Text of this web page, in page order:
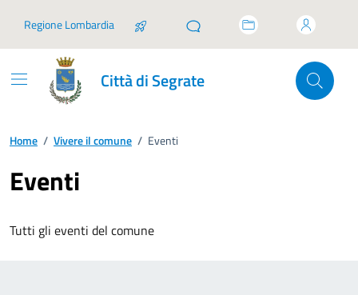
Regione Lombardia
Città di Segrate
Home / Vivere il comune / Eventi
Eventi
Tutti gli eventi del comune